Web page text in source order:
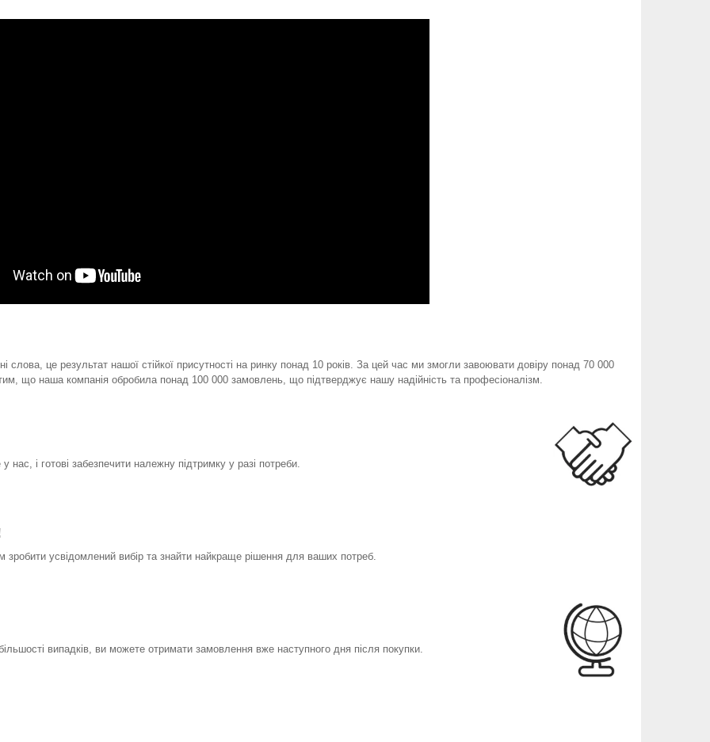
слова, це результат нашої стійкої присутності на ринку понад 10 років. За цей час ми змогли завоювати довіру понад 70 000
що наша компанія обробила понад 100 000 замовлень, що підтверджує нашу надійність та професіоналізм.
і готові забезпечити належну підтримку у разі потреби.
усвідомлений вибір та знайти найкраще рішення для ваших потреб.
випадків, ви можете отримати замовлення вже наступного дня після покупки.